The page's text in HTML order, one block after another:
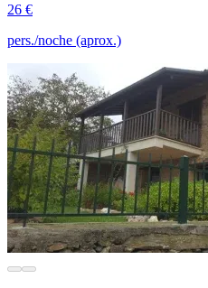
26 €
pers./noche (aprox.)